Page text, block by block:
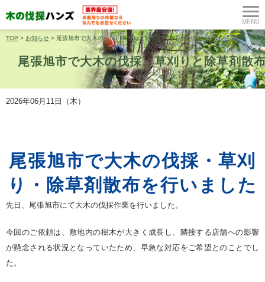
TOP > お知らせ > 尾張旭市で大木の伐採、草刈りと除草剤散布を行いました。
尾張旭市で大木の伐採、草刈りと除草剤散
2026年06月11日（木）
尾張旭市で大木の伐採・草刈
り・除草剤散布を行いました
先日、尾張旭市にて大木の伐採作業を行いました。
今回のご依頼は、敷地内の樹木が大きく成長し、隣接する店舗への影響
が懸念される状況となっていたため、早急な対応をご希望とのことでし
た。